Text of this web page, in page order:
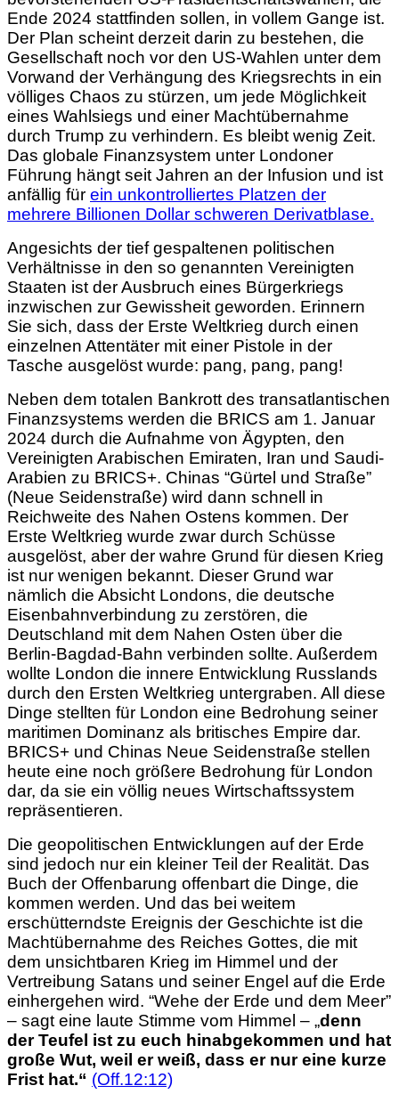
Ende 2024 stattfinden sollen, in vollem Gange ist.
Der Plan scheint derzeit darin zu bestehen, die
Gesellschaft noch vor den US-Wahlen unter dem
Vorwand der Verhängung des Kriegsrechts in ein
völliges Chaos zu stürzen, um jede Möglichkeit
eines Wahlsiegs und einer Machtübernahme
durch Trump zu verhindern. Es bleibt wenig Zeit.
Das globale Finanzsystem unter Londoner
Führung hängt seit Jahren an der Infusion und ist
anfällig für ein unkontrolliertes Platzen der
mehrere Billionen Dollar schweren Derivatblase.
Angesichts der tief gespaltenen politischen
Verhältnisse in den so genannten Vereinigten
Staaten ist der Ausbruch eines Bürgerkriegs
inzwischen zur Gewissheit geworden. Erinnern
Sie sich, dass der Erste Weltkrieg durch einen
einzelnen Attentäter mit einer Pistole in der
Tasche ausgelöst wurde: pang, pang, pang!
Neben dem totalen Bankrott des transatlantischen
Finanzsystems werden die BRICS am 1. Januar
2024 durch die Aufnahme von Ägypten, den
Vereinigten Arabischen Emiraten, Iran und Saudi-
Arabien zu BRICS+. Chinas “Gürtel und Straße”
(Neue Seidenstraße) wird dann schnell in
Reichweite des Nahen Ostens kommen. Der
Erste Weltkrieg wurde zwar durch Schüsse
ausgelöst, aber der wahre Grund für diesen Krieg
ist nur wenigen bekannt. Dieser Grund war
nämlich die Absicht Londons, die deutsche
Eisenbahnverbindung zu zerstören, die
Deutschland mit dem Nahen Osten über die
Berlin-Bagdad-Bahn verbinden sollte. Außerdem
wollte London die innere Entwicklung Russlands
durch den Ersten Weltkrieg untergraben. All diese
Dinge stellten für London eine Bedrohung seiner
maritimen Dominanz als britisches Empire dar.
BRICS+ und Chinas Neue Seidenstraße stellen
heute eine noch größere Bedrohung für London
dar, da sie ein völlig neues Wirtschaftssystem
repräsentieren.
Die geopolitischen Entwicklungen auf der Erde
sind jedoch nur ein kleiner Teil der Realität. Das
Buch der Offenbarung offenbart die Dinge, die
kommen werden. Und das bei weitem
erschütterndste Ereignis der Geschichte ist die
Machtübernahme des Reiches Gottes, die mit
dem unsichtbaren Krieg im Himmel und der
Vertreibung Satans und seiner Engel auf die Erde
einhergehen wird. “Wehe der Erde und dem Meer”
– sagt eine laute Stimme vom Himmel – „denn
der Teufel ist zu euch hinabgekommen und hat
große Wut, weil er weiß, dass er nur eine kurze
Frist hat.“ (Off.12:12)